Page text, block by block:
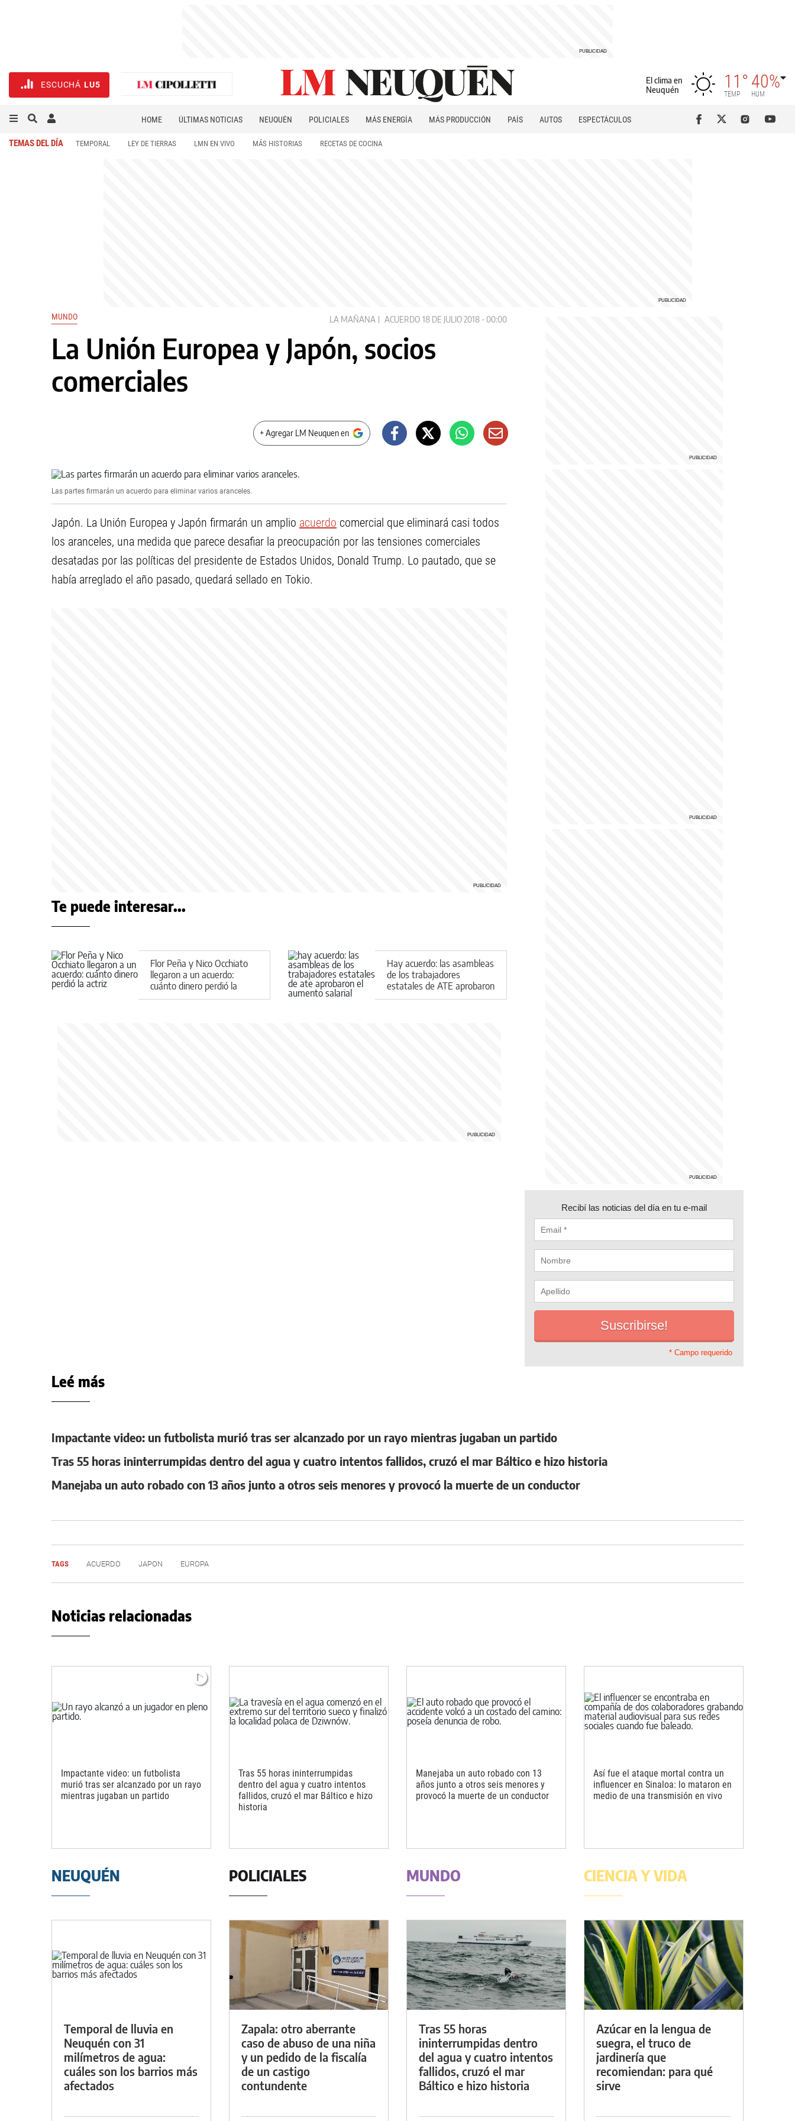
ESCUCHÁ LU5
El clima en
Neuquén
11°
TEMP
40%
HUM
HOME ÚLTIMAS NOTICIAS NEUQUÉN POLICIALES MÁS ENERGÍA MÁS PRODUCCIÓN PAÍS AUTOS
ESPECTÁCULOS
TEMAS DEL DÍA TEMPORAL LEY DE TIERRAS LMN EN VIVO MÁS HISTORIAS RECETAS DE COCINA
MUNDO LA MAÑANA ACUERDO 18 DE JULIO 2018 - 00:00
La Unión Europea y Japón, socios
comerciales
+ Agregar LM Neuquen en
Las partes firmarán un acuerdo para eliminar varios aranceles.
Japón. La Unión Europea y Japón firmarán un amplio acuerdo comercial que eliminará casi todos
los aranceles, una medida que parece desafiar la preocupación por las tensiones comerciales
desatadas por las políticas del presidente de Estados Unidos, Donald Trump. Lo pautado, que se
había arreglado el año pasado, quedará sellado en Tokio.
Te puede interesar...
Flor Peña y Nico Occhiato
llegaron a un acuerdo:
cuánto dinero perdió la
actriz
Hay acuerdo: las asambleas
de los trabajadores
estatales de ATE aprobaron
el aumento salarial
Recibí las noticias del día en tu e-mail
* Campo requerido
Leé más
Impactante video: un futbolista murió tras ser alcanzado por un rayo mientras jugaban un partido
Tras 55 horas ininterrumpidas dentro del agua y cuatro intentos fallidos, cruzó el mar Báltico e hizo historia
Manejaba un auto robado con 13 años junto a otros seis menores y provocó la muerte de un conductor
TAGS ACUERDO JAPON EUROPA
Noticias relacionadas
Impactante video: un futbolista
murió tras ser alcanzado por un rayo
mientras jugaban un partido
Tras 55 horas ininterrumpidas
dentro del agua y cuatro intentos
fallidos, cruzó el mar Báltico e hizo
historia
Manejaba un auto robado con 13
años junto a otros seis menores y
provocó la muerte de un conductor
Así fue el ataque mortal contra un
influencer en Sinaloa: lo mataron en
medio de una transmisión en vivo
NEUQUÉN
Temporal de lluvia en
Neuquén con 31
milímetros de agua:
cuáles son los barrios más
afectados
POLICIALES
Zapala: otro aberrante
caso de abuso de una niña
y un pedido de la fiscalía
de un castigo
contundente
MUNDO
Tras 55 horas
ininterrumpidas dentro
del agua y cuatro intentos
fallidos, cruzó el mar
Báltico e hizo historia
CIENCIA Y VIDA
Azúcar en la lengua de
suegra, el truco de
jardinería que
recomiendan: para qué
sirve